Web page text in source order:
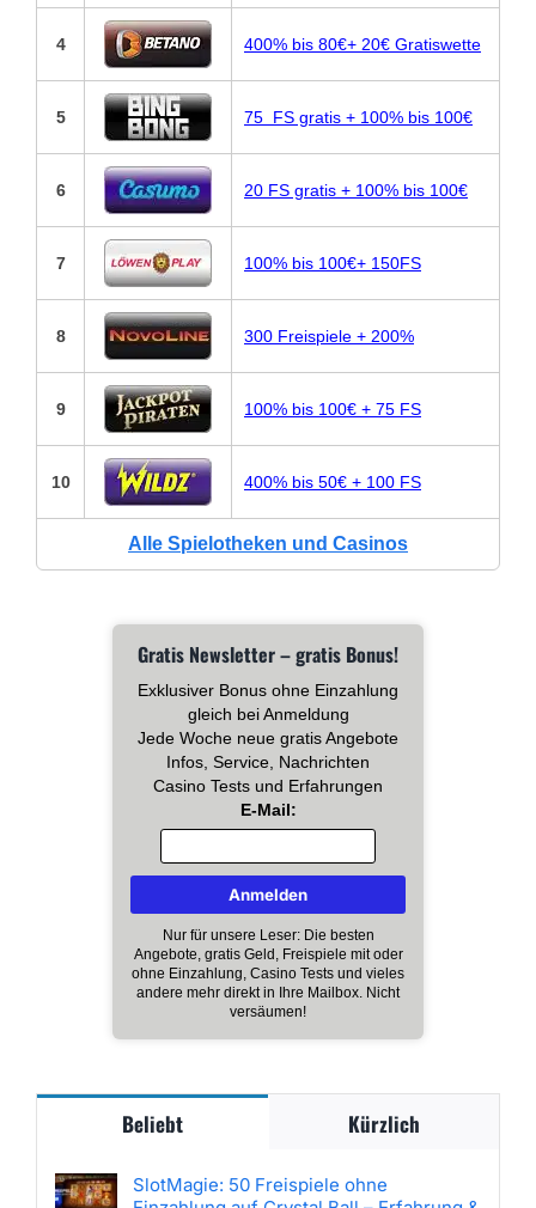
4 400% bis 80€+ 20€ Gratiswette
5 75 FS gratis + 100% bis 100€
6 20 FS gratis + 100% bis 100€
7 100% bis 100€+ 150FS
8 300 Freispiele + 200%
9 100% bis 100€ + 75 FS
10 400% bis 50€ + 100 FS
Alle Spielotheken und Casinos
Gratis Newsletter – gratis Bonus!
Exklusiver Bonus ohne Einzahlung
gleich bei Anmeldung
Jede Woche neue gratis Angebote
Infos, Service, Nachrichten
Casino Tests und Erfahrungen
E-Mail:
Nur für unsere Leser: Die besten
Angebote, gratis Geld, Freispiele mit oder
ohne Einzahlung, Casino Tests und vieles
andere mehr direkt in Ihre Mailbox. Nicht
versäumen!
Beliebt Kürzlich
SlotMagie: 50 Freispiele ohne